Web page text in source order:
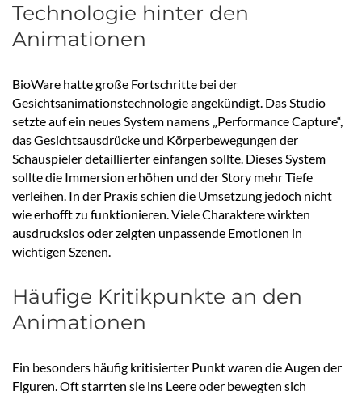
Technologie hinter den
Animationen
BioWare hatte große Fortschritte bei der
Gesichtsanimationstechnologie angekündigt. Das Studio
setzte auf ein neues System namens „Performance Capture“,
das Gesichtsausdrücke und Körperbewegungen der
Schauspieler detaillierter einfangen sollte. Dieses System
sollte die Immersion erhöhen und der Story mehr Tiefe
verleihen. In der Praxis schien die Umsetzung jedoch nicht
wie erhofft zu funktionieren. Viele Charaktere wirkten
ausdruckslos oder zeigten unpassende Emotionen in
wichtigen Szenen.
Häufige Kritikpunkte an den
Animationen
Ein besonders häufig kritisierter Punkt waren die Augen der
Figuren. Oft starrten sie ins Leere oder bewegten sich